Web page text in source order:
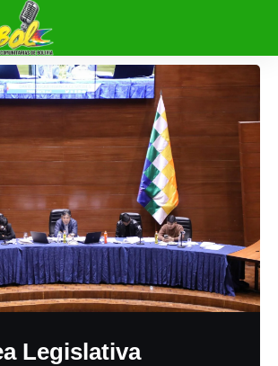
Legislativa